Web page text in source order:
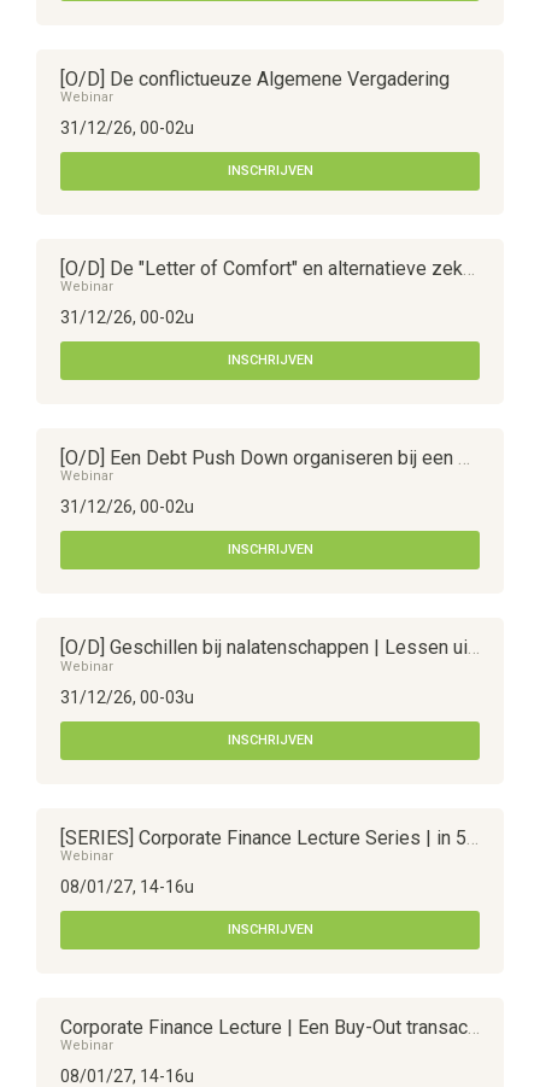
[O/D] De conflictueuze Algemene Vergadering
Webinar
31/12/26, 00-02u
INSCHRIJVEN
[O/D] De "Letter of Comfort" en alternatieve zekerheidsmechanismen in een vennootschapscontext​​​​​​​​​​​​​​
Webinar
31/12/26, 00-02u
INSCHRIJVEN
[O/D] Een Debt Push Down organiseren bij een overnametransactie
Webinar
31/12/26, 00-02u
INSCHRIJVEN
[O/D] Geschillen bij nalatenschappen | Lessen uit 10 onvergetelijke praktijkgevallen
Webinar
31/12/26, 00-03u
INSCHRIJVEN
Webinar
08/01/27, 14-16u
INSCHRIJVEN
Webinar
08/01/27, 14-16u